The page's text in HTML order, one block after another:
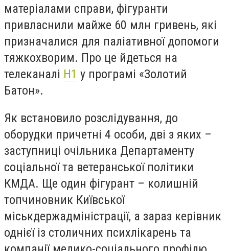
матеріалами справи, фігуранти
привласнили майже 60 млн гривень, які
призначалися для паліативної допомоги
тяжкохворим. Про це йдеться на
телеканалі Н1 у програмі «Золотий
Батон».
Як встановило розслідування, до
оборудки причетні 4 особи, дві з яких –
заступниці очільника Департаменту
соціальної та ветеранської політики
КМДА. Ще один фігурант – колишній
топчиновник Київської
міськдержадміністрації, а зараз керівник
однієї із столичних психлікарень та